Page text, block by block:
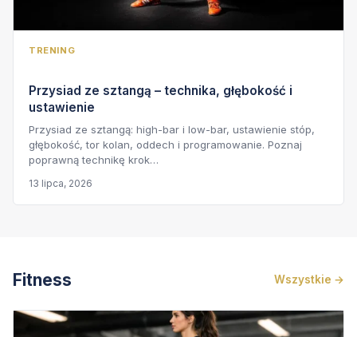
TRENING
Przysiad ze sztangą – technika, głębokość i
ustawienie
Przysiad ze sztangą: high-bar i low-bar, ustawienie stóp,
głębokość, tor kolan, oddech i programowanie. Poznaj
poprawną technikę krok…
13 lipca, 2026
Fitness Wszystkie →